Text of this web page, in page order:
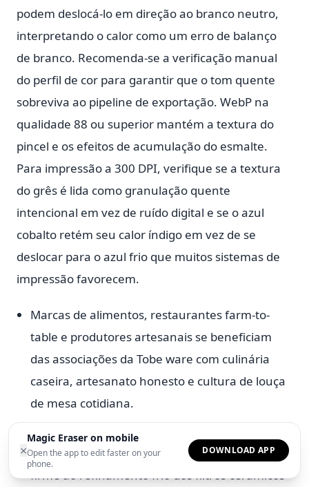
×
Magic Eraser on mobile
Open the app to edit faster on your
phone.
DOWNLOAD APP
podem deslocá-lo em direção ao branco neutro,
interpretando o calor como um erro de balanço
de branco. Recomenda-se a verificação manual
do perfil de cor para garantir que o tom quente
sobreviva ao pipeline de exportação. WebP na
qualidade 88 ou superior mantém a textura do
pincel e os efeitos de acumulação do esmalte.
Para impressão a 300 DPI, verifique se a textura
do grês é lida como granulação quente
intencional em vez de ruído digital e se o azul
cobalto retém seu calor índigo em vez de se
deslocar para o azul frio que muitos sistemas de
impressão favorecem.
Marcas de alimentos, restaurantes farm-to-
table e produtores artesanais se beneficiam
das associações da Tobe ware com culinária
caseira, artesanato honesto e cultura de louça
de mesa cotidiana.
O caráter quente e acessível do efeito de
cerâmica popular oferece uma alternativa
firme ao refinamento frio dos filtros cerâmicos